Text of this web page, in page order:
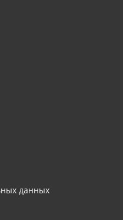
данных